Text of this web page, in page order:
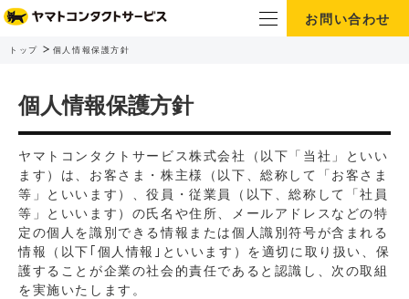
お問い合わせ
トップ 個人情報保護方針
個人情報保護方針
ヤマトコンタクトサービス株式会社（以下「当社」といい
ます）は、お客さま・株主様（以下、総称して「お客さま
等」といいます）、役員・従業員（以下、総称して「社員
等」といいます）の氏名や住所、メールアドレスなどの特
定の個人を識別できる情報または個人識別符号が含まれる
情報（以下｢個人情報｣といいます）を適切に取り扱い、保
護することが企業の社会的責任であると認識し、次の取組
を実施いたします。